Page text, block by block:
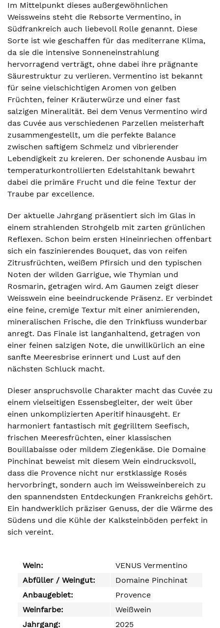
Im Mittelpunkt dieses außergewöhnlichen
Weissweins steht die Rebsorte Vermentino, in
Südfrankreich auch liebevoll Rolle genannt. Diese
Sorte ist wie geschaffen für das mediterrane Klima,
da sie die intensive Sonneneinstrahlung
hervorragend verträgt, ohne dabei ihre prägnante
Säurestruktur zu verlieren. Vermentino ist bekannt
für seine vielschichtigen Aromen von gelben
Früchten, feiner Kräuterwürze und einer fast
salzigen Mineralität. Bei dem Venus Vermentino wird
das Cuvée aus verschiedenen Parzellen meisterhaft
zusammengestellt, um die perfekte Balance
zwischen saftigem Schmelz und vibrierender
Lebendigkeit zu kreieren. Der schonende Ausbau im
temperaturkontrollierten Edelstahltank bewahrt
dabei die primäre Frucht und die feine Textur der
Traube par excellence.
Der aktuelle Jahrgang präsentiert sich im Glas in
einem strahlenden Strohgelb mit zarten grünlichen
Reflexen. Schon beim ersten Hineinriechen offenbart
sich ein faszinierendes Bouquet, das von reifen
Zitrusfrüchten, weißem Pfirsich und den typischen
Noten der wilden Garrigue, wie Thymian und
Rosmarin, getragen wird. Am Gaumen zeigt dieser
Weisswein eine beeindruckende Präsenz. Er verbindet
eine feine, cremige Textur mit einer animierenden,
mineralischen Frische, die den Trinkfluss wunderbar
anregt. Das Finale ist langanhaltend, getragen von
einer feinen salzigen Note, die unwillkürlich an eine
sanfte Meeresbrise erinnert und Lust auf den
nächsten Schluck macht.
Dieser anspruchsvolle Charakter macht das Cuvée zu
einem vielseitigen Essensbegleiter, der weit über
einen unkomplizierten Aperitif hinausgeht. Er
harmoniert fantastisch mit gegrilltem Seefisch,
frischen Meeresfrüchten, einer klassischen
Bouillabaisse oder mildem Ziegenkäse. Die Domaine
Pinchinat beweist mit diesem Wein eindrucksvoll,
dass die Provence nicht nur erstklassige Rosés
hervorbringt, sondern auch im Weissweinbereich zu
den spannendsten Entdeckungen Frankreichs gehört.
Ein handwerklich präziser Genuss, der die Wärme des
Südens und die Kühle der Kalksteinböden perfekt in
sich vereint.
Wein:
VENUS Vermentino
Abfüller / Weingut:
Domaine Pinchinat
Anbaugebiet:
Provence
Weinfarbe:
Weißwein
Jahrgang:
2025